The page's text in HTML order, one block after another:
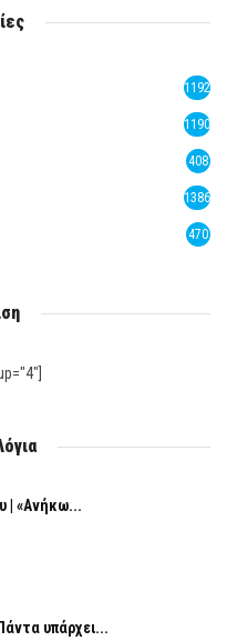
1192
1190
408
1386
470
| «Ανήκω...
υπάρχει...